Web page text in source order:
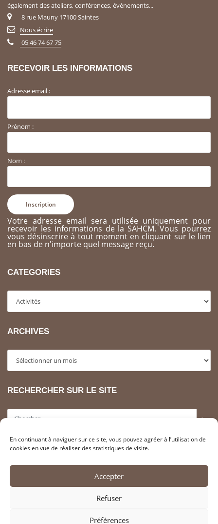
En continuant à naviguer sur ce site, vous pouvez agréer à l’utilisation de
cookies en vue de réaliser des statistiques de visite.
Accepter
Refuser
Préférences
également des ateliers, conférences, événements...
8 rue Mauny 17100 Saintes
Nous écrire
05 46 74 67 75
RECEVOIR LES INFORMATIONS
Adresse email :
Prénom :
Nom :
Votre adresse email sera utilisée uniquement pour
recevoir les informations de la SAHCM. Vous pourrez
vous désinscrire à tout moment en cliquant sur le lien
en bas de n'importe quel message reçu.
CATEGORIES
ARCHIVES
RECHERCHER SUR LE SITE
>
INFORMATIONS LÉGALES
Adhérer à l’association SAHCM
Contacter la SahCM